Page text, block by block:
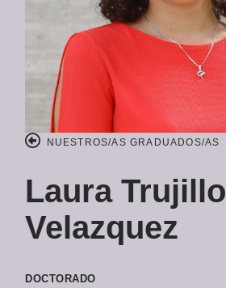
NUESTROS/AS GRADUADOS/AS
Laura Trujillo
Velazquez
DOCTORADO